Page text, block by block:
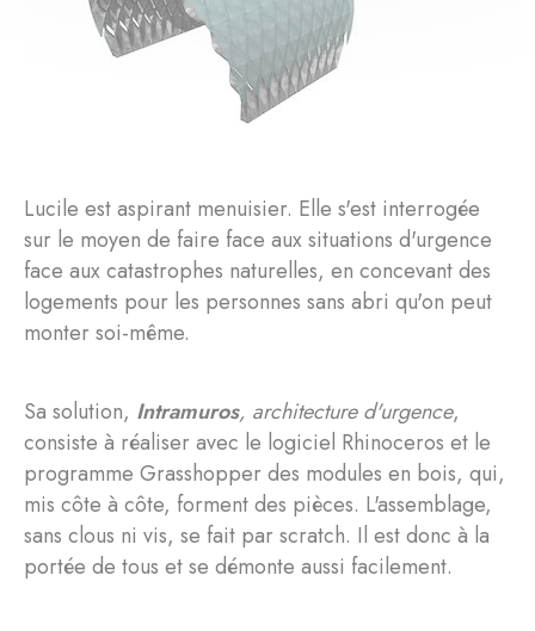
Lucile est aspirant menuisier. Elle s'est interrogée
sur le moyen de faire face aux situations d'urgence
face aux catastrophes naturelles, en concevant des
logements pour les personnes sans abri qu'on peut
monter soi-même.
Sa solution, Intramuros, architecture d'urgence,
consiste à réaliser avec le logiciel Rhinoceros et le
programme Grasshopper des modules en bois, qui,
mis côte à côte, forment des pièces. L'assemblage,
sans clous ni vis, se fait par scratch. Il est donc à la
portée de tous et se démonte aussi facilement.